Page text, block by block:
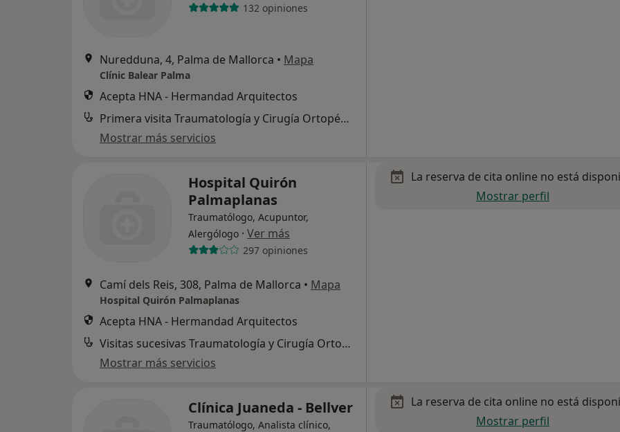
132 opiniones
Nuredduna, 4, Palma de Mallorca • Mapa
Clínic Balear Palma
Acepta HNA - Hermandad Arquitectos
Primera visita Traumatología y Cirugía Ortopédica
Mostrar más servicios
Hospital Quirón
Palmaplanas
Traumatólogo, Acupuntor,
Alergólogo · Ver más
297 opiniones
Camí dels Reis, 308, Palma de Mallorca • Mapa
Hospital Quirón Palmaplanas
Acepta HNA - Hermandad Arquitectos
Visitas sucesivas Traumatología y Cirugía Ortopédica
Mostrar más servicios
La reserva de cita online no está
Mostrar perfil
Clínica Juaneda - Bellver
Traumatólogo, Analista clínico,
La reserva de cita online no está
Mostrar perfil